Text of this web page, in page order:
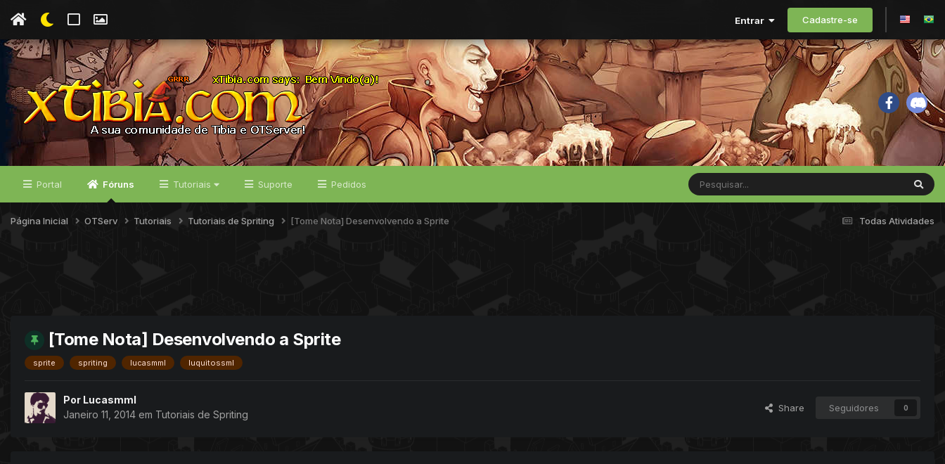
Entrar Cadastre-se
Portal Fóruns Tutoriais Suporte Pedidos
Todas Atividades
Página Inicial OTServ Tutoriais Tutoriais de Spriting [Tome Nota] Desenvolvendo a Sprite
[Tome Nota] Desenvolvendo a Sprite
sprite spriting lucasmml luquitossml
Por Lucasmml
Janeiro 11, 2014 em Tutoriais de Spriting
Share Seguidores 0